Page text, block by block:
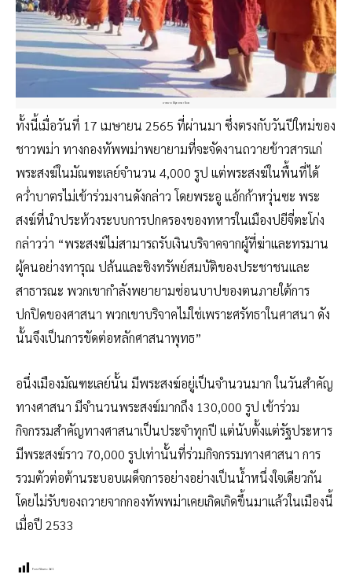
ภาพจาก Myanmar Now
ทั้งนี้เมื่อวันที่ 17 เมษายน 2565 ที่ผ่านมา ซึ่งตรงกับวันปีใหม่ของ
ชาวพม่า ทางกองทัพพม่าพยายามที่จะจัดงานถวายข้าวสารแก่
พระสงฆ์ในมัณฑะเลย์จำนวน 4,000 รูป แต่พระสงฆ์ในพื้นที่ได้
คว่ำบาตรไม่เข้าร่วมงานดังกล่าว โดยพระอู แอ้กก้าหวุ่นซะ พระ
สงฆ์ที่นำประท้วงระบบการปกครองของทหารในเมืองปยีจี่ตะโก่ง
กล่าวว่า “พระสงฆ์ไม่สามารถรับเงินบริจาคจากผู้ที่ฆ่าและทรมาน
ผู้คนอย่างทารุณ ปล้นและชิงทรัพย์สมบัติของประชาชนและ
สาธารณะ พวกเขากำลังพยายามซ่อนบาปของตนภายใต้การ
ปกปิดของศาสนา พวกเขาบริจาคไม่ใช่เพราะศรัทธาในศาสนา ดัง
นั้นจึงเป็นการขัดต่อหลักศาสนาพุทธ”
อนึ่งเมืองมัณฑะเลย์นั้น มีพระสงฆ์อยู่เป็นจำนวนมาก ในวันสำคัญ
ทางศาสนา มีจำนวนพระสงฆ์มากถึง 130,000 รูป เข้าร่วม
กิจกรรมสำคัญทางศาสนาเป็นประจำทุกปี แต่นับตั้งแต่รัฐประหาร
มีพระสงฆ์ราว 70,000 รูปเท่านั้นที่ร่วมกิจกรรมทางศาสนา การ
รวมตัวต่อต้านระบอบเผด็จการอย่างอย่างเป็นน้ำหนึ่งใจเดียวกัน
โดยไม่รับของถวายจากกองทัพพม่าเคยเกิดเกิดขึ้นมาแล้วในเมืองนี้
เมื่อปี 2533
Post Views: 261